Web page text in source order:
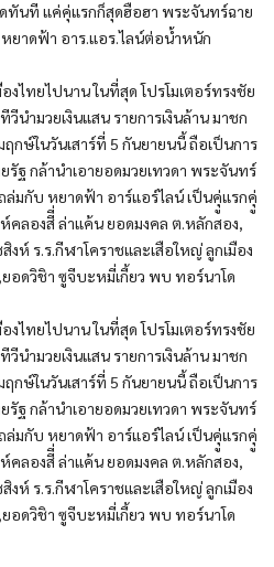
ทันที แค่คุ่แรกก็สุดฮือฮา พระจันทร์ฉาย
ยาดฟ้า อาร.แอร.ไลน์ต่อน้ำหนัก
งไทยไปนาน ในที่สุด โปรโมเตอร์ทรงชัย
นำมวยเงินแสน รายการเงินล้าน มาชก
ษ์ในวันเสาร์ที่ 5 กันยายนนี้ ถือเป็นการ
ฐ กล้านำเอายอดมวยเทวดา พระจันทร์
ล่มกับ หยาดฟ้า อาร์แอร์ไลน์ เป็นคุู่แรกคุู่
คลองสีี่ ล่าแค้น ยอดมงคล ต.หลักสอง,
งห์ ร.ร.กีฬาโคราชและเสือใหญ่ ลูกเมือง
อดวิชิา ซูจีบะหมี่เกี้ยว พบ ทอร์นาโด
งไทยไปนาน ในที่สุด โปรโมเตอร์ทรงชัย
นำมวยเงินแสน รายการเงินล้าน มาชก
ษ์ในวันเสาร์ที่ 5 กันยายนนี้ ถือเป็นการ
ฐ กล้านำเอายอดมวยเทวดา พระจันทร์
ล่มกับ หยาดฟ้า อาร์แอร์ไลน์ เป็นคุู่แรกคุู่
คลองสีี่ ล่าแค้น ยอดมงคล ต.หลักสอง,
งห์ ร.ร.กีฬาโคราชและเสือใหญ่ ลูกเมือง
อดวิชิา ซูจีบะหมี่เกี้ยว พบ ทอร์นาโด